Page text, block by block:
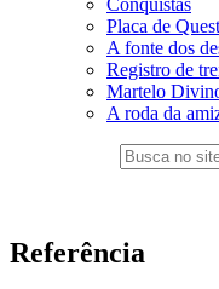
Conquistas
Placa de Quest
A fonte dos
Registro de
Martelo
A roda da
Referência